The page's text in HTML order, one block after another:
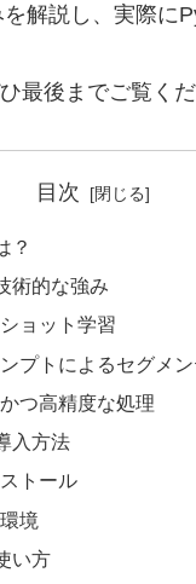
解説し、実際に
最後までご覧くだ
目次
？
術的な強み
ョット学習
プトによるセグメ
つ高精度な処理
入方法
トール
境
い方